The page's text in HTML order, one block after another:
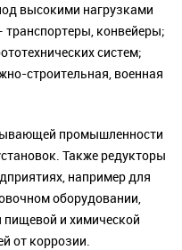
высокими нагрузками
транспортеры, конвейеры;
систем;
строительная, военная
промышленности
Также редукторы
например для
оборудовании,
пищевой и химической
от коррозии.